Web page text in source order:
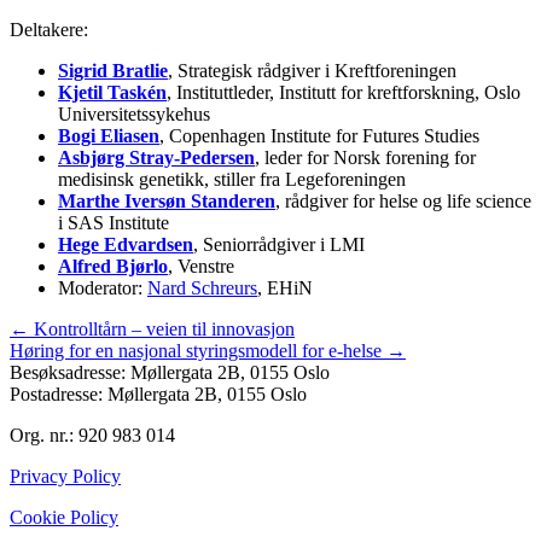
Deltakere:
Sigrid Bratlie, Strategisk rådgiver i Kreftforeningen
Kjetil Taskén, Instituttleder, Institutt for kreftforskning, Oslo
Universitetssykehus
Bogi Eliasen, Copenhagen Institute for Futures Studies
Asbjørg Stray-Pedersen, leder for Norsk forening for
medisinsk genetikk, stiller fra Legeforeningen
Marthe Iversøn Standeren, rådgiver for helse og life science
i SAS Institute
Hege Edvardsen, Seniorrådgiver i LMI
Alfred Bjørlo, Venstre
Moderator: Nard Schreurs, EHiN
Posts
navigation
← Kontrolltårn – veien til innovasjon
Høring for en nasjonal styringsmodell for e-helse →
Besøksadresse: Møllergata 2B, 0155 Oslo
Postadresse: Møllergata 2B, 0155 Oslo
Org. nr.: 920 983 014
Privacy Policy
Cookie Policy